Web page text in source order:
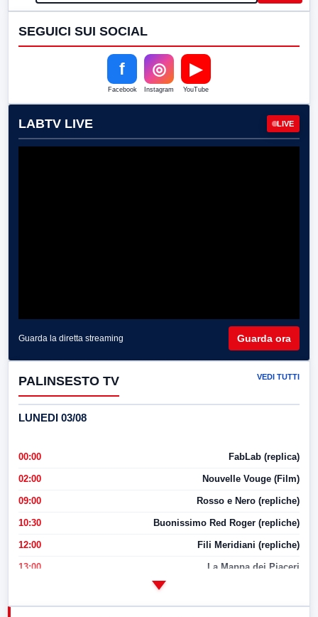
SEGUICI SUI SOCIAL
f
Facebook
◎
Instagram
▶
YouTube
LABTV LIVE LIVE
Guarda la diretta streaming Guarda ora
PALINSESTO TV VEDI TUTTI
LUNEDI 03/08
00:00 FabLab (replica)
02:00 Nouvelle Vouge (Film)
09:00 Rosso e Nero (repliche)
10:30 Buonissimo Red Roger (repliche)
12:00 Fili Meridiani (repliche)
13:00 La Mappa dei Piaceri